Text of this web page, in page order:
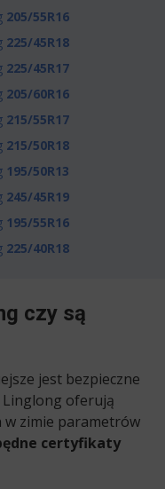
205/55R16
225/45R18
225/45R17
205/60R16
215/55R17
215/50R18
195/50R13
245/45R19
195/55R16
225/40R18
czy są
jest bezpieczne
Linglong oferują
w zimie parametrów
certyfikaty